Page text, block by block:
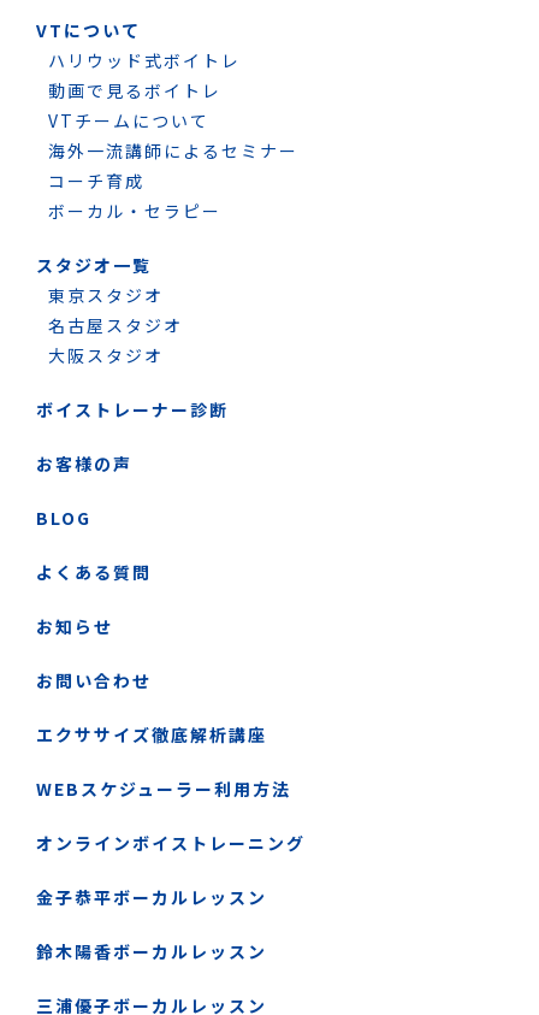
VTについて
ハリウッド式ボイトレ
動画で見るボイトレ
VTチームについて
海外一流講師によるセミナー
コーチ育成
ボーカル・セラピー
スタジオ一覧
東京スタジオ
名古屋スタジオ
大阪スタジオ
ボイストレーナー診断
お客様の声
BLOG
よくある質問
お知らせ
お問い合わせ
エクササイズ徹底解析講座
WEBスケジューラー利用方法
オンラインボイストレーニング
金子恭平ボーカルレッスン
鈴木陽香ボーカルレッスン
三浦優子ボーカルレッスン